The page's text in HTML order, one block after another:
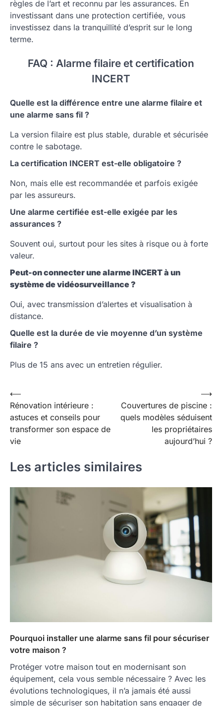
règles de l’art et reconnu par les assurances. En
investissant dans une protection certifiée, vous
investissez dans la tranquillité d’esprit sur le long
terme.
FAQ : Alarme filaire et certification
INCERT
Quelle est la différence entre une alarme filaire et
une alarme sans fil ?
La version filaire est plus stable, durable et sécurisée
contre le sabotage.
La certification INCERT est-elle obligatoire ?
Non, mais elle est recommandée et parfois exigée
par les assureurs.
Une alarme certifiée est-elle exigée par les
assurances ?
Souvent oui, surtout pour les sites à risque ou à forte
valeur.
Peut-on connecter une alarme INCERT à un
système de vidéosurveillance ?
Oui, avec transmission d’alertes et visualisation à
distance.
Quelle est la durée de vie moyenne d’un système
filaire ?
Plus de 15 ans avec un entretien régulier.
Navigation
de
l’article
⟵
Rénovation intérieure :
astuces et conseils pour
transformer son espace de
vie
Couvertures de piscine :
quels modèles séduisent
les propriétaires
aujourd’hui ?
⟶
Les articles similaires
Pourquoi installer une alarme sans fil pour sécuriser
votre maison ?
Protéger votre maison tout en modernisant son
équipement, cela vous semble nécessaire ? Avec les
évolutions technologiques, il n’a jamais été aussi
simple de sécuriser son habitation sans engager de